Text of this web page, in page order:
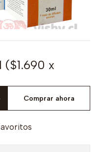
x
Comprar ahora